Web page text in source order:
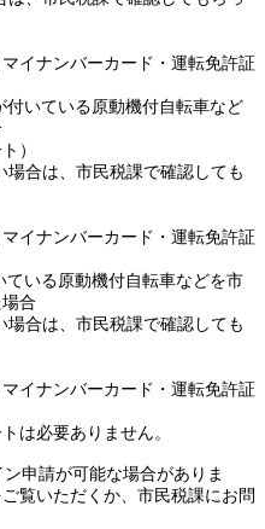
イナンバーカード・運転免許証
いている原動機付自転車など
）
合は、市民税課で確認しても
イナンバーカード・運転免許証
いる原動機付自転車などを市
合
合は、市民税課で確認しても
イナンバーカード・運転免許証
は必要ありません。
申請が可能な場合がありま
覧いただくか、市民税課にお問